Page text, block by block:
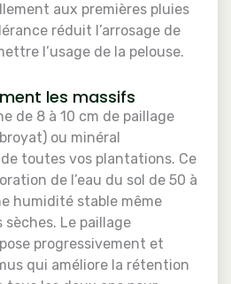
aux premières pluies
réduit l’arrosage de
l’usage de la pelouse.
les massifs
de 8 à 10 cm de paillage
ou minéral
toutes vos plantations. Ce
de l’eau du sol de 50 à
humidité stable même
Le paillage
progressivement et
qui améliore la rétention